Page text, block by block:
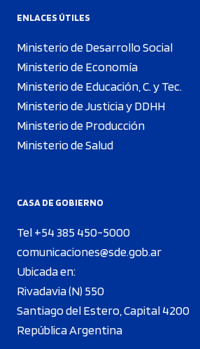
ENLACES ÚTILES
Ministerio de Desarrollo Social
Ministerio de Economía
Ministerio de Educación, C. y Tec.
Ministerio de Justicia y DDHH
Ministerio de Producción
Ministerio de Salud
CASA DE GOBIERNO
Tel +54 385 450-5000
comunicaciones@sde.gob.ar
Ubicada en:
Rivadavia (N) 550
Santiago del Estero, Capital 4200
República Argentina